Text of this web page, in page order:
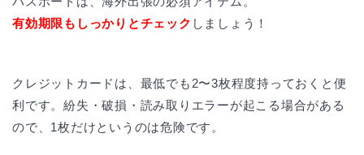
有効期限もしっかりとチェック しましょう！
クレジットカードは、最低でも2〜3枚程度持っておくと便
利です。紛失・破損・読み取りエラーが起こる場合がある
ので、1枚だけというのは危険です。